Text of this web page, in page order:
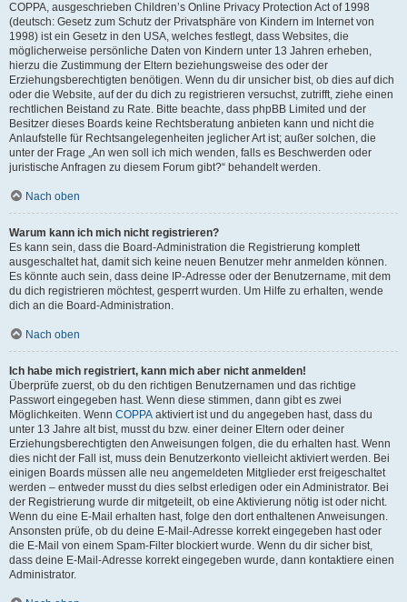
COPPA, ausgeschrieben Children’s Online Privacy Protection Act of 1998
(deutsch: Gesetz zum Schutz der Privatsphäre von Kindern im Internet von
1998) ist ein Gesetz in den USA, welches festlegt, dass Websites, die
möglicherweise persönliche Daten von Kindern unter 13 Jahren erheben,
hierzu die Zustimmung der Eltern beziehungsweise des oder der
Erziehungsberechtigten benötigen. Wenn du dir unsicher bist, ob dies auf dich
oder die Website, auf der du dich zu registrieren versuchst, zutrifft, ziehe einen
rechtlichen Beistand zu Rate. Bitte beachte, dass phpBB Limited und der
Besitzer dieses Boards keine Rechtsberatung anbieten kann und nicht die
Anlaufstelle für Rechtsangelegenheiten jeglicher Art ist; außer solchen, die
unter der Frage „An wen soll ich mich wenden, falls es Beschwerden oder
juristische Anfragen zu diesem Forum gibt?“ behandelt werden.
Nach oben
Warum kann ich mich nicht registrieren?
Es kann sein, dass die Board-Administration die Registrierung komplett
ausgeschaltet hat, damit sich keine neuen Benutzer mehr anmelden können.
Es könnte auch sein, dass deine IP-Adresse oder der Benutzername, mit dem
du dich registrieren möchtest, gesperrt wurden. Um Hilfe zu erhalten, wende
dich an die Board-Administration.
Nach oben
Ich habe mich registriert, kann mich aber nicht anmelden!
Überprüfe zuerst, ob du den richtigen Benutzernamen und das richtige
Passwort eingegeben hast. Wenn diese stimmen, dann gibt es zwei
Möglichkeiten. Wenn COPPA aktiviert ist und du angegeben hast, dass du
unter 13 Jahre alt bist, musst du bzw. einer deiner Eltern oder deiner
Erziehungsberechtigten den Anweisungen folgen, die du erhalten hast. Wenn
dies nicht der Fall ist, muss dein Benutzerkonto vielleicht aktiviert werden. Bei
einigen Boards müssen alle neu angemeldeten Mitglieder erst freigeschaltet
werden – entweder musst du dies selbst erledigen oder ein Administrator. Bei
der Registrierung wurde dir mitgeteilt, ob eine Aktivierung nötig ist oder nicht.
Wenn du eine E-Mail erhalten hast, folge den dort enthaltenen Anweisungen.
Ansonsten prüfe, ob du deine E-Mail-Adresse korrekt eingegeben hast oder
die E-Mail von einem Spam-Filter blockiert wurde. Wenn du dir sicher bist,
dass deine E-Mail-Adresse korrekt eingegeben wurde, dann kontaktiere einen
Administrator.